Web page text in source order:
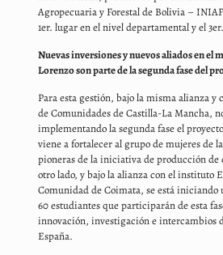
Agropecuaria y Forestal de Bolivia –
1er. lugar en el nivel departamental y el
Nuevas inversiones y nuevos aliados en el
Lorenzo son parte de la segunda fase del
Para esta gestión, bajo la misma alianza y
de Comunidades de Castilla-La Mancha,
implementando la segunda fase el
viene a fortalecer al grupo de mujeres de
pioneras de la iniciativa de producción de
otro lado, y bajo la alianza con el instituto
Comunidad de Coimata, se está iniciando
60 estudiantes que participarán de esta
innovación, investigación e intercambios
España.